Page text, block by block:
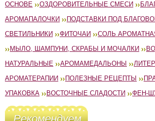
ОСНОВЕ
ОЗДОРОВИТЕЛЬНЫЕ СМЕСИ
АРОМАПАЛОЧКИ
ПОДСТАВКИ ПОД
СВЕТИЛЬНИКИ
ФИТОЧАИ
СОЛЬ
МЫЛО, ШАМПУНИ, СКРАБЫ И МОЧАЛКИ
НАТУРАЛЬНЫЕ
АРОМАМЕДАЛЬОНЫ
АРОМАТЕРАПИИ
ПОЛЕЗНЫЕ РЕЦЕПТЫ
УПАКОВКА
ВОСТОЧНЫЕ СЛАДОСТИ ФЕН-